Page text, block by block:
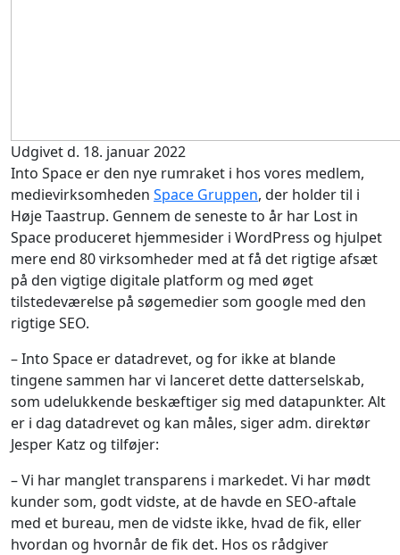
Udgivet d. 18. januar 2022
Into Space er den nye rumraket i hos vores medlem,
medievirksomheden Space Gruppen, der holder til i
Høje Taastrup. Gennem de seneste to år har Lost in
Space produceret hjemmesider i WordPress og hjulpet
mere end 80 virksomheder med at få det rigtige afsæt
på den vigtige digitale platform og med øget
tilstedeværelse på søgemedier som google med den
rigtige SEO.
– Into Space er datadrevet, og for ikke at blande
tingene sammen har vi lanceret dette datterselskab,
som udelukkende beskæftiger sig med datapunkter. Alt
er i dag datadrevet og kan måles, siger adm. direktør
Jesper Katz og tilføjer:
– Vi har manglet transparens i markedet. Vi har mødt
kunder som, godt vidste, at de havde en SEO-aftale
med et bureau, men de vidste ikke, hvad de fik, eller
hvordan og hvornår de fik det. Hos os rådgiver